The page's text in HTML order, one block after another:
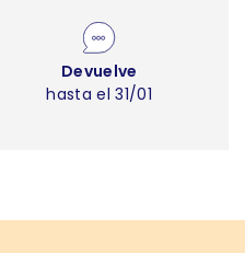
Devuelve
hasta el 31/01